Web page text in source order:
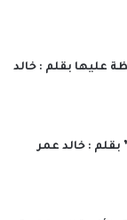
عليها بقلم : خالد
بقلم : خالد عمر